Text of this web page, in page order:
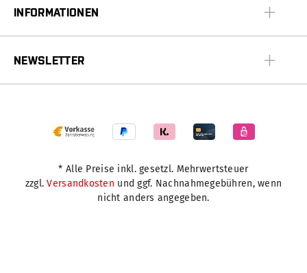
INFORMATIONEN
NEWSLETTER
* Alle Preise inkl. gesetzl. Mehrwertsteuer
zzgl.Versandkosten und ggf. Nachnahmegebühren, wenn
nicht anders angegeben.